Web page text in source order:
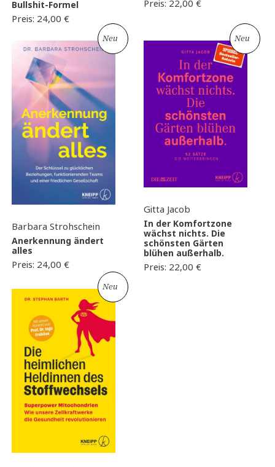
Bullshit-Formel
Preis: 24,00 €
Preis: 22,00 €
Neu
Barbara Strohschein
Anerkennung ändert
alles
Preis: 24,00 €
Neu
Gitta Jacob
In der Komfortzone
wächst nichts. Die
schönsten Gärten
blühen außerhalb.
Preis: 22,00 €
Neu